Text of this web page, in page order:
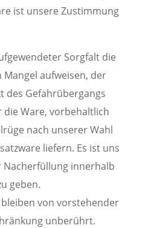
ist unsere Zustimmung
Sorgfalt die
aufweisen, der
des Gefahrübergangs
Ware, vorbehaltlich
nach unserer Wahl
liefern. Es ist uns
Nacherfüllung innerhalb
geben.
von vorstehender
unberührt.